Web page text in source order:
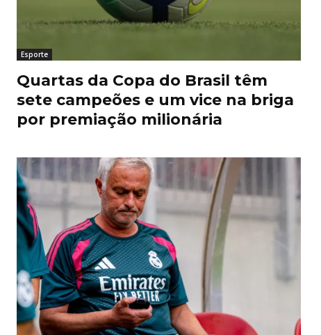
Esporte
Quartas da Copa do Brasil têm
sete campeões e um vice na briga
por premiação milionária